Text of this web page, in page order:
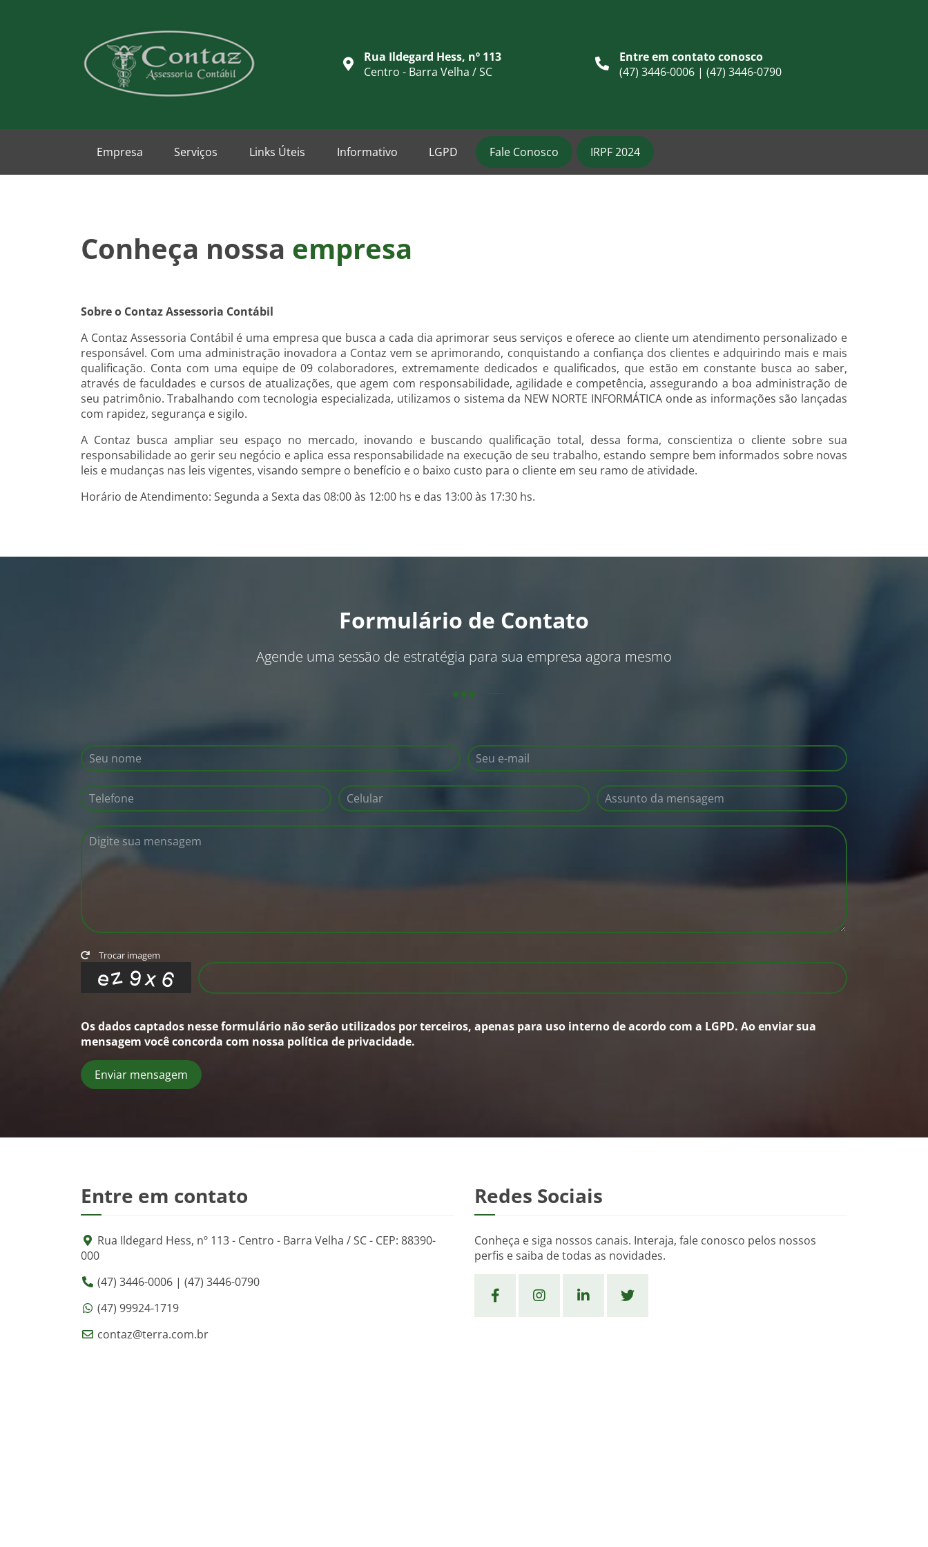
Rua Ildegard Hess, nº 113
Centro - Barra Velha / SC
Entre em contato conosco
(47) 3446-0006 | (47) 3446-0790
Empresa Serviços Links Úteis Informativo LGPD Fale Conosco IRPF 2024
Conheça nossa empresa
Sobre o Contaz Assessoria Contábil
A Contaz Assessoria Contábil é uma empresa que busca a cada dia aprimorar seus serviços e oferece ao cliente um atendimento personalizado e
responsável. Com uma administração inovadora a Contaz vem se aprimorando, conquistando a confiança dos clientes e adquirindo mais e mais
qualificação. Conta com uma equipe de 09 colaboradores, extremamente dedicados e qualificados, que estão em constante busca ao saber,
através de faculdades e cursos de atualizações, que agem com responsabilidade, agilidade e competência, assegurando a boa administração de
seu patrimônio. Trabalhando com tecnologia especializada, utilizamos o sistema da NEW NORTE INFORMÁTICA onde as informações são lançadas
com rapidez, segurança e sigilo.
A Contaz busca ampliar seu espaço no mercado, inovando e buscando qualificação total, dessa forma, conscientiza o cliente sobre sua
responsabilidade ao gerir seu negócio e aplica essa responsabilidade na execução de seu trabalho, estando sempre bem informados sobre novas
leis e mudanças nas leis vigentes, visando sempre o benefício e o baixo custo para o cliente em seu ramo de atividade.
Horário de Atendimento: Segunda a Sexta das 08:00 às 12:00 hs e das 13:00 às 17:30 hs.
Formulário de Contato
Agende uma sessão de estratégia para sua empresa agora mesmo
Trocar imagem
Os dados captados nesse formulário não serão utilizados por terceiros, apenas para uso interno de acordo com a LGPD. Ao enviar sua
mensagem você concorda com nossa política de privacidade.
Enviar mensagem
Entre em contato
Rua Ildegard Hess, nº 113 - Centro - Barra Velha / SC - CEP: 88390-
000
(47) 3446-0006 | (47) 3446-0790
(47) 99924-1719
contaz@terra.com.br
Redes Sociais
Conheça e siga nossos canais. Interaja, fale conosco pelos nossos
perfis e saiba de todas as novidades.